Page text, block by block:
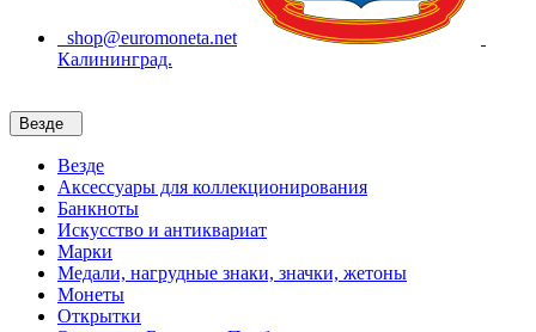
shop@euromoneta.net
Калининград.
Везде
Везде
Аксессуары для коллекционирования
Банкноты
Искусство и антиквариат
Марки
Медали, нагрудные знаки, значки, жетоны
Монеты
Открытки